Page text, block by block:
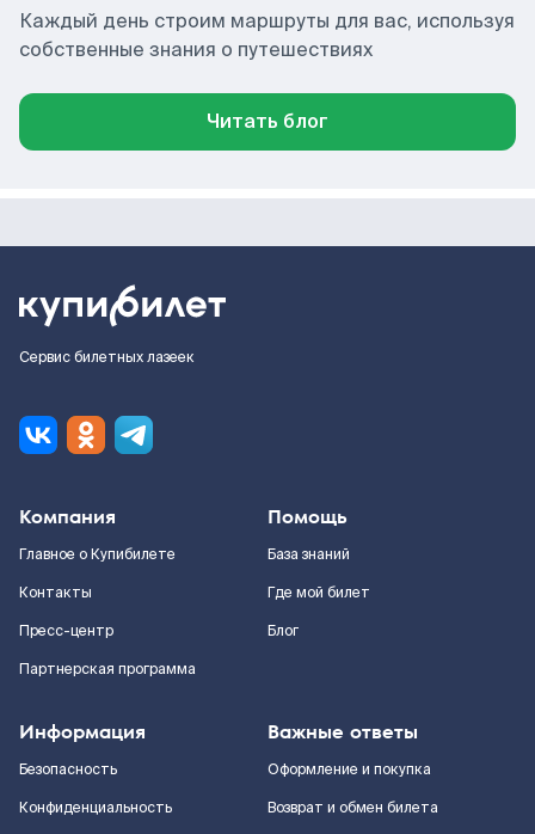
Каждый день строим маршруты для вас, используя
собственные знания о путешествиях
Читать блог
Сервис билетных лазеек
Компания
Главное о Купибилете
Контакты
Пресс-центр
Партнерская программа
Помощь
База знаний
Где мой билет
Блог
Информация
Безопасность
Конфиденциальность
Важные ответы
Оформление и покупка
Возврат и обмен билета